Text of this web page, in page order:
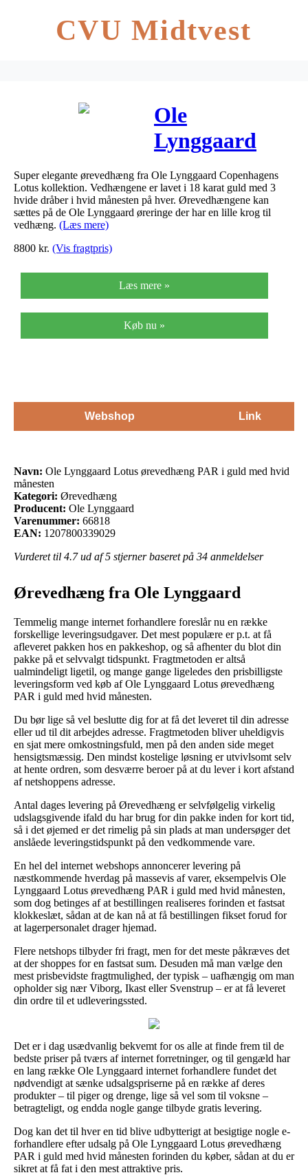
CVU Midtvest
Ole
Lynggaard
Lotus
ørevedhæng
PAR i guld
månesten
Super elegante ørevedhæng fra Ole Lynggaard Copenhagens
Lotus kollektion. Vedhængene er lavet i 18 karat guld med 3
hvide dråber i hvid månesten på hver. Ørevedhængene kan
sættes på de Ole Lynggaard øreringe der har en lille krog til
vedhæng. (Læs mere)
8800 kr. (Vis fragtpris)
Læs mere »
Køb nu »
Webshop Link
Navn: Ole Lynggaard Lotus ørevedhæng PAR i guld med hvid
månesten
Kategori: Ørevedhæng
Producent: Ole Lynggaard
Varenummer: 66818
EAN: 1207800339029
Vurderet til 4.7ud af 5 stjerner baseret på 34 anmeldelser
Ørevedhæng fra Ole Lynggaard
Temmelig mange internet forhandlere foreslår nu en række
forskellige leveringsudgaver. Det mest populære er p.t. at få
afleveret pakken hos en pakkeshop, og så afhenter du blot din
pakke på et selvvalgt tidspunkt. Fragtmetoden er altså
ualmindeligt ligetil, og mange gange ligeledes den prisbilligste
leveringsform ved køb af Ole Lynggaard Lotus ørevedhæng
PAR i guld med hvid månesten.
Du bør lige så vel beslutte dig for at få det leveret til din adresse
eller ud til dit arbejdes adresse. Fragtmetoden bliver uheldigvis
en sjat mere omkostningsfuld, men på den anden side meget
hensigtsmæssig. Den mindst kostelige løsning er utvivlsomt selv
at hente ordren, som desværre beroer på at du lever i kort afstand
af netshoppens adresse.
Antal dages levering på Ørevedhæng er selvfølgelig virkelig
udslagsgivende ifald du har brug for din pakke inden for kort tid,
så i det øjemed er det rimelig på sin plads at man undersøger det
anslåede leveringstidspunkt på den vedkommende vare.
En hel del internet webshops annoncerer levering på
næstkommende hverdag på massevis af varer, eksempelvis Ole
Lynggaard Lotus ørevedhæng PAR i guld med hvid månesten,
som dog betinges af at bestillingen realiseres forinden et fastsat
klokkeslæt, sådan at de kan nå at få bestillingen fikset forud for
at lagerpersonalet drager hjemad.
Flere netshops tilbyder fri fragt, men for det meste påkræves det
at der shoppes for en fastsat sum. Desuden må man vælge den
mest prisbevidste fragtmulighed, der typisk – uafhængig om man
opholder sig nær Viborg, Ikast eller Svenstrup – er at få leveret
din ordre til et udleveringssted.
Det er i dag usædvanlig bekvemt for os alle at finde frem til de
bedste priser på tværs af internet forretninger, og til gengæld har
en lang række Ole Lynggaard internet forhandlere fundet det
nødvendigt at sænke udsalgspriserne på en række af deres
produkter – til piger og drenge, lige så vel som til voksne –
betragteligt, og endda nogle gange tilbyde gratis levering.
Dog kan det til hver en tid blive udbytterigt at besigtige nogle e-
forhandlere efter udsalg på Ole Lynggaard Lotus ørevedhæng
PAR i guld med hvid månesten forinden du køber, sådan at du er
sikret at få fat i den mest attraktive pris.